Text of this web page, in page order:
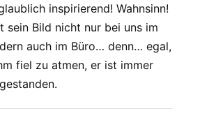
inspirierend! Wahnsinn!
sein Bild nicht nur bei uns im
auch im Büro… denn… egal,
fiel zu atmen, er ist immer